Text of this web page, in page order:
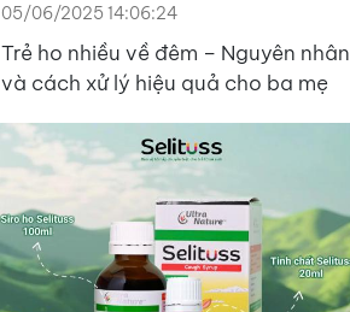
05/06/2025 14:06:24
Trẻ ho nhiều về đêm – Nguyên nhân
và cách xử lý hiệu quả cho ba mẹ